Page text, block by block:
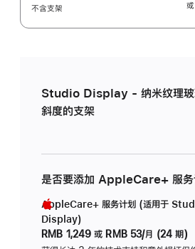
不含支架
Studio Display - 纳米纹理玻
斜度的支架
是否要添加 AppleCare+ 服务
AppleCare+ 服务计划 (适用于
Display)
RMB 1,249 或 RMB 53/月 (24 期)